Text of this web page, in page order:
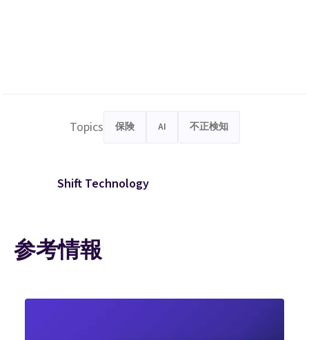
Topics 保険 AI 不正検知
Shift Technology
参考情報